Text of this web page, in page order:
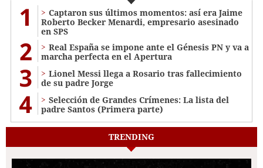
1
Captaron sus últimos momentos: así era Jaime
Roberto Becker Menardi​​​, empresario asesinado
en SPS
2
Real España se impone ante el Génesis PN y va a
marcha perfecta en el Apertura
3
Lionel Messi llega a Rosario tras fallecimiento
de su padre Jorge
4
Selección de Grandes Crímenes: La lista del
padre Santos (Primera parte)
TRENDING